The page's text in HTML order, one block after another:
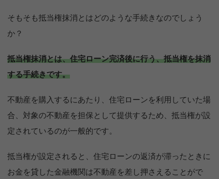
そもそも抵当権抹消とはどのような手続きなのでしょう
か？
抵当権抹消とは、住宅ローン完済後に行う、抵当権を抹消
する手続きです。
不動産を購入するにあたり、住宅ローンを利用していた場
合、対象の不動産を担保として提供するため、抵当権が設
定されているのが一般的です。
抵当権が設定されると、住宅ローンの返済が滞ったときに
お金を貸した金融機関は不動産を差し押さえることがで